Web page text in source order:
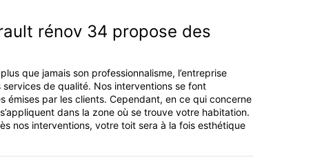
rénov 34 propose des
que jamais son professionnalisme, l’entreprise
de qualité. Nos interventions se font
émises par les clients. Cependant, en ce qui concerne
dans la zone où se trouve votre habitation.
nos interventions, votre toit sera à la fois esthétique